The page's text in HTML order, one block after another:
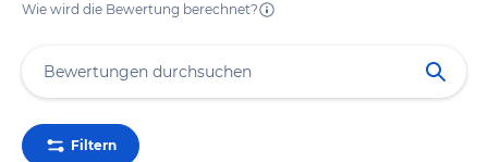
Wie wird die Bewertung berechnet?
Filtern